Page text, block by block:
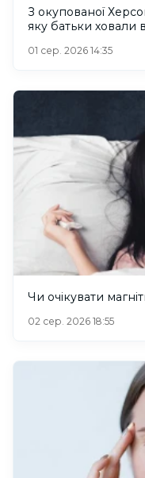
З окупованої
яку батьки ховали
01 сер. 2026 14:35
Чи очікувати
02 сер. 2026 18:55